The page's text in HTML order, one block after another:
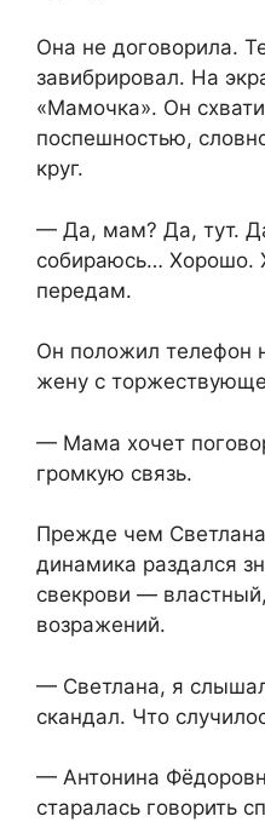
Она не договорила.
завибрировал. На
«Мамочка». Он
поспешностью,
круг.
— Да, мам? Да, тут.
собираюсь…
передам.
Он положил телефон
жену с
— Мама хочет
громкую связь.
Прежде чем Светлана
динамика раздался
свекрови —
возражений.
— Светлана, я
скандал. Что
— Антонина
старалась говорить